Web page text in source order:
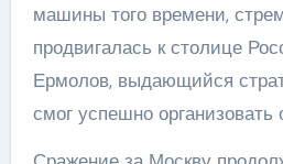
машины того времени,
продвигалась к столице
Ермолов, выдающийся
смог успешно организовать